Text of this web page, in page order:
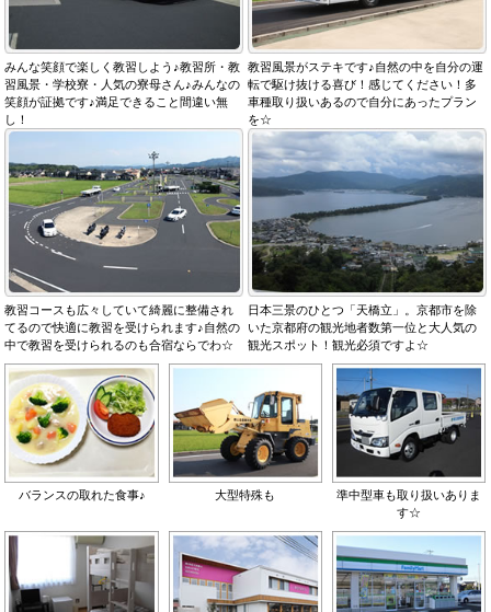
みんな笑顔で楽しく教習しよう♪教習所・教
習風景・学校寮・人気の寮母さん♪みんなの
笑顔が証拠です♪満足できること間違い無
し！
教習風景がステキです♪自然の中を自分の運
転で駆け抜ける喜び！感じてください！多
車種取り扱いあるので自分にあったプラン
を☆
教習コースも広々していて綺麗に整備され
てるので快適に教習を受けられます♪自然の
中で教習を受けられるのも合宿ならでわ☆
日本三景のひとつ「天橋立」。京都市を除
いた京都府の観光地者数第一位と大人気の
観光スポット！観光必須ですよ☆
バランスの取れた食事♪ 大型特殊も
準中型車も取り扱いありま
す☆